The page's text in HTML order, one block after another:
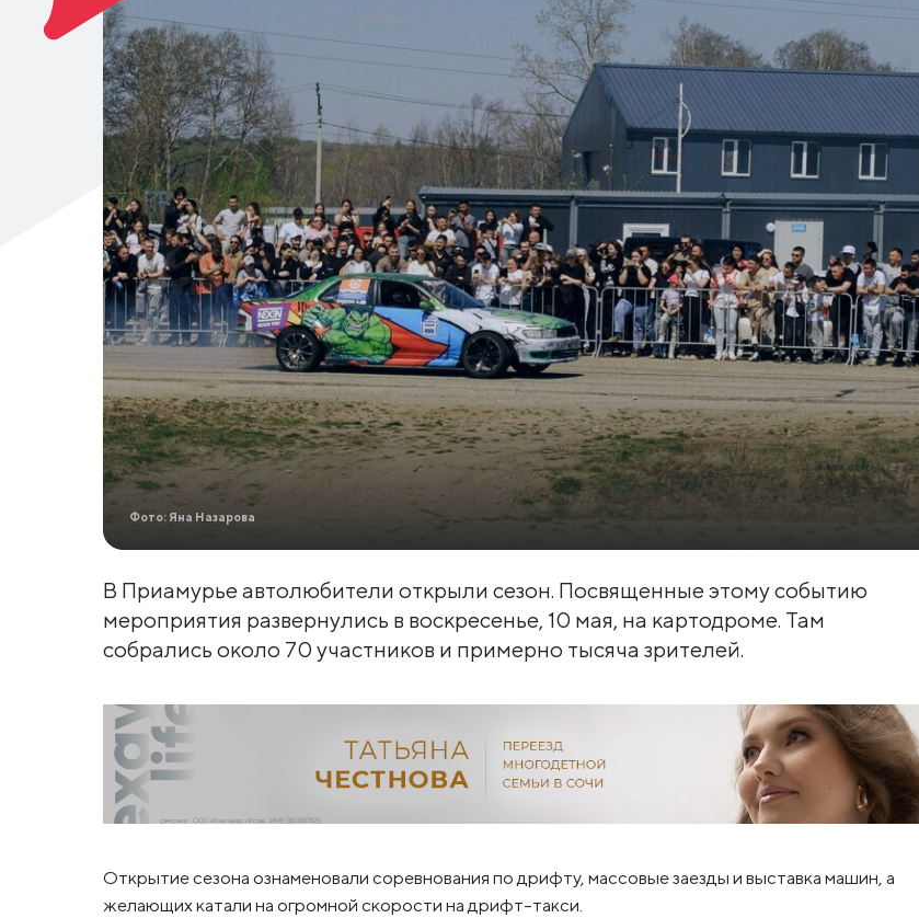
Фото: Яна Назарова
В Приамурье автолюбители открыли сезон. Посвященные этому событию
мероприятия развернулись в воскресенье, 10 мая, на картодроме. Там
собрались около 70 участников и примерно тысяча зрителей.
Открытие сезона ознаменовали соревнования по дрифту, массовые заезды и выставка машин, а
желающих катали на огромной скорости на дрифт-такси.